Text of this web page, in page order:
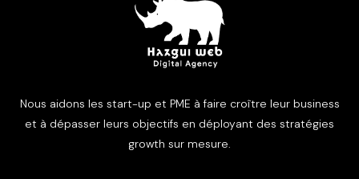
Nous aidons les start-up et PME à faire croître leur business
et à dépasser leurs objectifs en déployant des stratégies
growth sur mesure.